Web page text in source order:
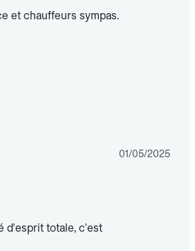
et chauffeurs sympas.
01/05/2025
d'esprit totale, c'est